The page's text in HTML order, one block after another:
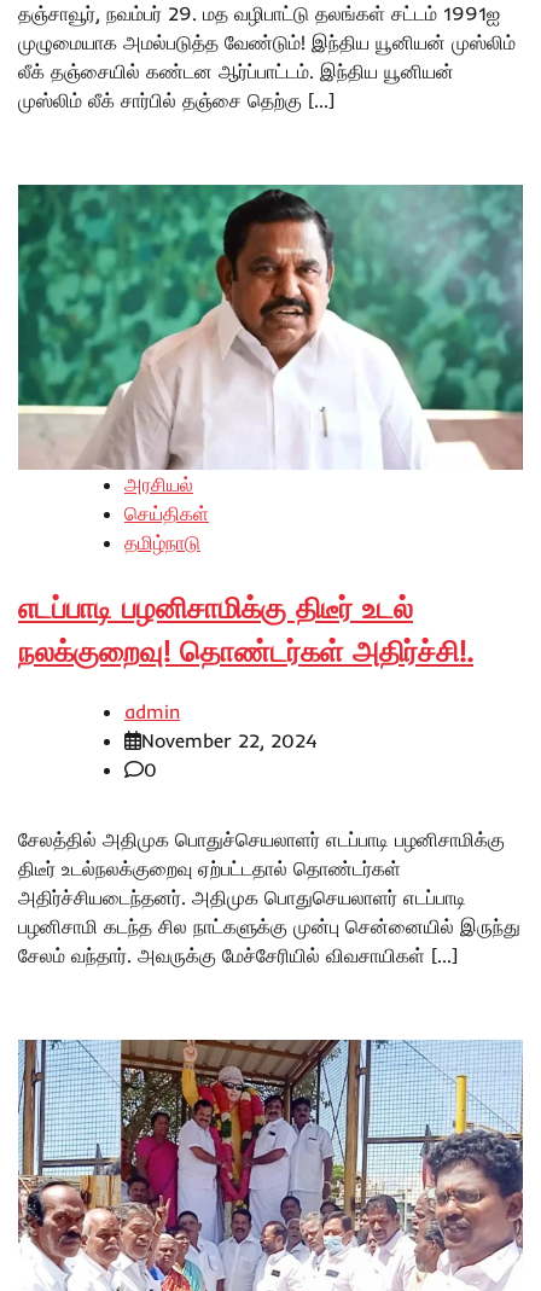
தஞ்சாவூர், நவம்பர் 29. மத வழிபாட்டு தலங்கள் சட்டம் 1991ஐ
முழுமையாக அமல்படுத்த வேண்டும்! இந்திய யூனியன் முஸ்லிம்
லீக் தஞ்சையில் கண்டன ஆர்ப்பாட்டம். இந்திய யூனியன்
முஸ்லிம் லீக் சார்பில் தஞ்சை தெற்கு […]
அரசியல்
செய்திகள்
தமிழ்நாடு
எடப்பாடி பழனிசாமிக்கு திடீர் உடல்
நலக்குறைவு! தொண்டர்கள் அதிர்ச்சி!.
admin
November 22, 2024
0
சேலத்தில் அதிமுக பொதுச்செயலாளர் எடப்பாடி பழனிசாமிக்கு
திடீர் உடல்நலக்குறைவு ஏற்பட்டதால் தொண்டர்கள்
அதிர்ச்சியடைந்தனர். அதிமுக பொதுசெயலாளர் எடப்பாடி
பழனிசாமி கடந்த சில நாட்களுக்கு முன்பு சென்னையில் இருந்து
சேலம் வந்தார். அவருக்கு மேச்சேரியில் விவசாயிகள் […]